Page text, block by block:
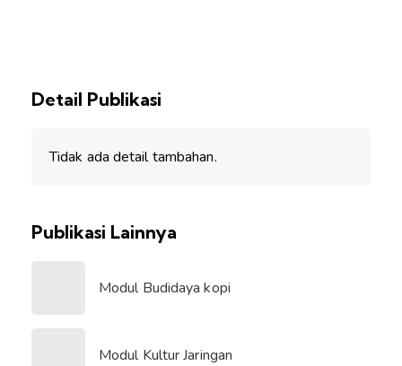
Detail Publikasi
Tidak ada detail tambahan.
Publikasi Lainnya
Modul Budidaya kopi
Modul Kultur Jaringan